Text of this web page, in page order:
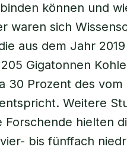
können und
waren sich
aus dem Jahr
Gigatonnen
30 Prozent des
Weitere
Forschende hielten
bis fünffach